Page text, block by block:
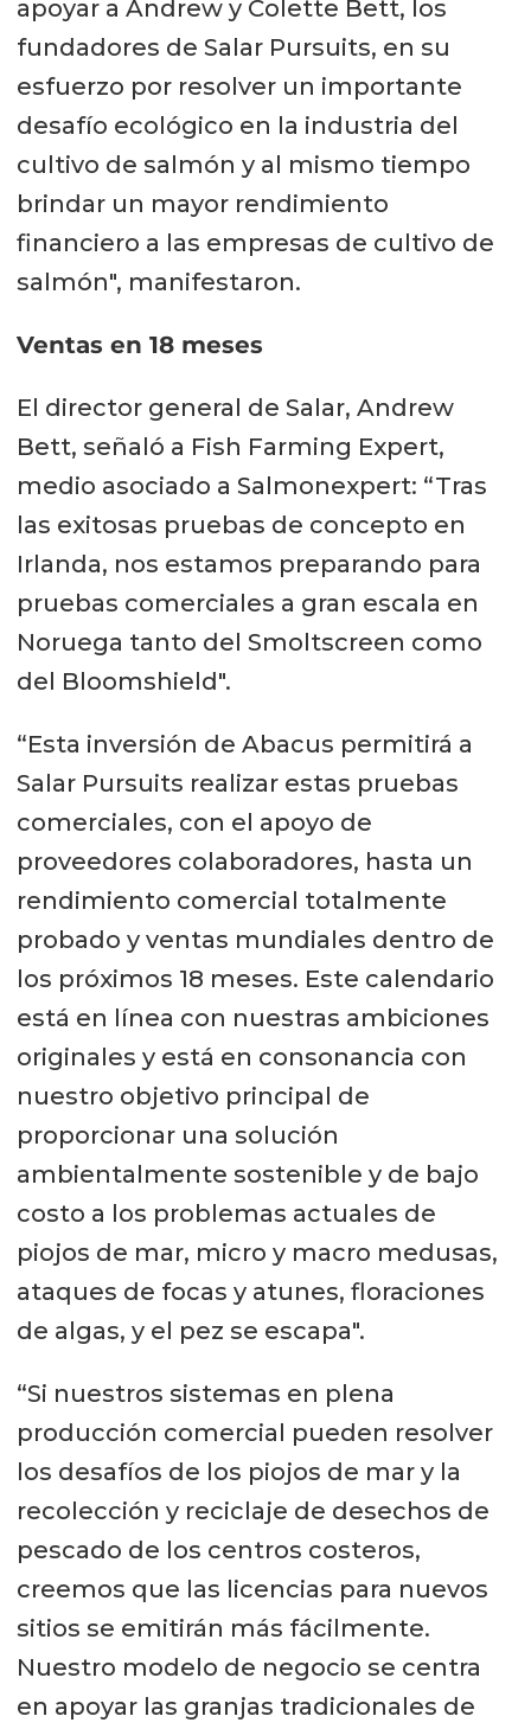
apoyar a Andrew y Colette Bett, los
fundadores de Salar Pursuits, en su
esfuerzo por resolver un importante
desafío ecológico en la industria del
cultivo de salmón y al mismo tiempo
brindar un mayor rendimiento
financiero a las empresas de cultivo de
salmón", manifestaron.
Ventas en 18 meses
El director general de Salar, Andrew
Bett, señaló a Fish Farming Expert,
medio asociado a Salmonexpert: “Tras
las exitosas pruebas de concepto en
Irlanda, nos estamos preparando para
pruebas comerciales a gran escala en
Noruega tanto del Smoltscreen como
del Bloomshield".
“Esta inversión de Abacus permitirá a
Salar Pursuits realizar estas pruebas
comerciales, con el apoyo de
proveedores colaboradores, hasta un
rendimiento comercial totalmente
probado y ventas mundiales dentro de
los próximos 18 meses. Este calendario
está en línea con nuestras ambiciones
originales y está en consonancia con
nuestro objetivo principal de
proporcionar una solución
ambientalmente sostenible y de bajo
costo a los problemas actuales de
piojos de mar, micro y macro medusas,
ataques de focas y atunes, floraciones
de algas, y el pez se escapa".
“Si nuestros sistemas en plena
producción comercial pueden resolver
los desafíos de los piojos de mar y la
recolección y reciclaje de desechos de
pescado de los centros costeros,
creemos que las licencias para nuevos
sitios se emitirán más fácilmente.
Nuestro modelo de negocio se centra
en apoyar las granjas tradicionales de